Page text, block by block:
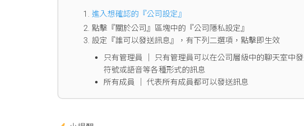
進入想確認的『公司設定』
點擊『關於公司』區塊中的『公司隱私設定』
設定『誰可以發送訊息』，有下列二選項，點擊即生效
只有管理員 │ 只有管理員可以在公司層級中的聊天室中
符號或語音等各種形式的訊息
所有成員 │ 代表所有成員都可以發送訊息